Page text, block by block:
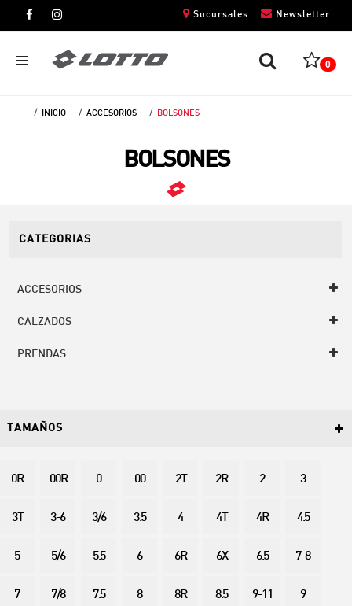
Newsletter
Sucursales
0
INICIO ACCESORIOS BOLSONES
BOLSONES
CATEGORIAS
ACCESORIOS
CALZADOS
PRENDAS
TAMAÑOS
0R 00R 0 00 2T 2R 2 3
3T 3-6 3/6 3.5 4 4T 4R 4.5
5 5/6 5.5 6 6R 6X 6.5 7-8
7 7/8 7.5 8 8R 8.5 9-11 9